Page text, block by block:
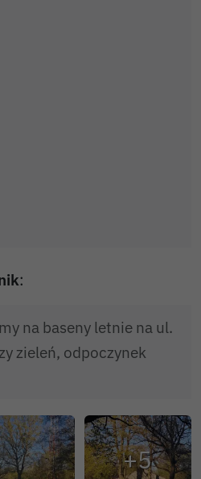
:
na baseny letnie na ul.
zieleń, odpoczynek